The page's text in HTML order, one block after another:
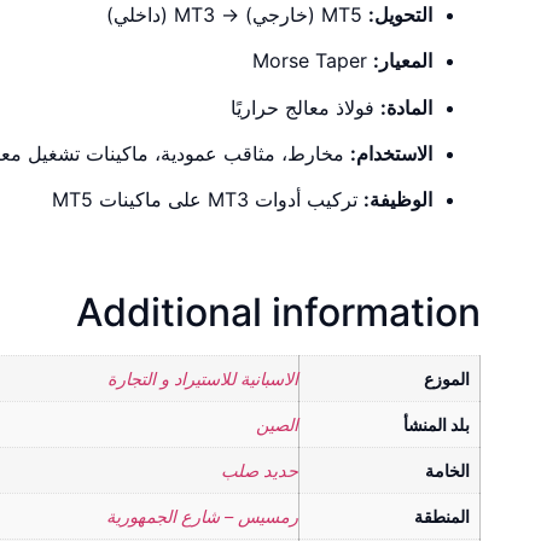
التحويل:
المعيار:
المادة: فولاذ معالج حراريًا
الاستخدام: مخارط، مثاقب عمودية، ماكينات تشغيل
الوظيفة: تركيب أدوات MT3 على ماكينات MT5
Additional information
الموزع الاسبانية للاستيراد و التجارة
بلد المنشأ الصين
الخامة حديد صلب
المنطقة رمسيس – شارع الجمهورية